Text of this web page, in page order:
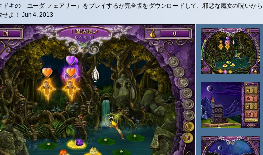
ドキの「ユーダ フェアリー」をプレイするか完全版をダウンロードして、邪悪な魔女の呪いから
せよ！ Jun 4, 2013